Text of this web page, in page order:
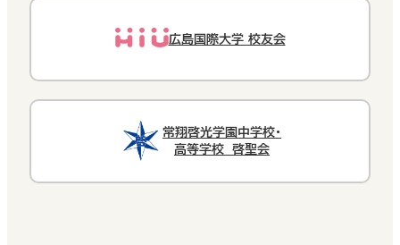
広島国際大学 校友会
常翔啓光学園中学校・
高等学校 啓聖会